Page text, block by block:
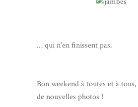
… qui n’en finissent pas.
Bon weekend à toutes et à
de nouvelles photos !